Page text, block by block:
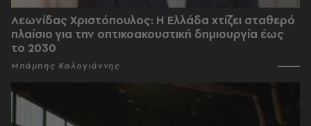
Λεωνίδας Χριστόπουλος: Η Ελλάδα χτίζει σταθερό
πλαίσιο για την οπτικοακουστική δημιουργία έως
το 2030
Μπάμπης Καλογιάννης